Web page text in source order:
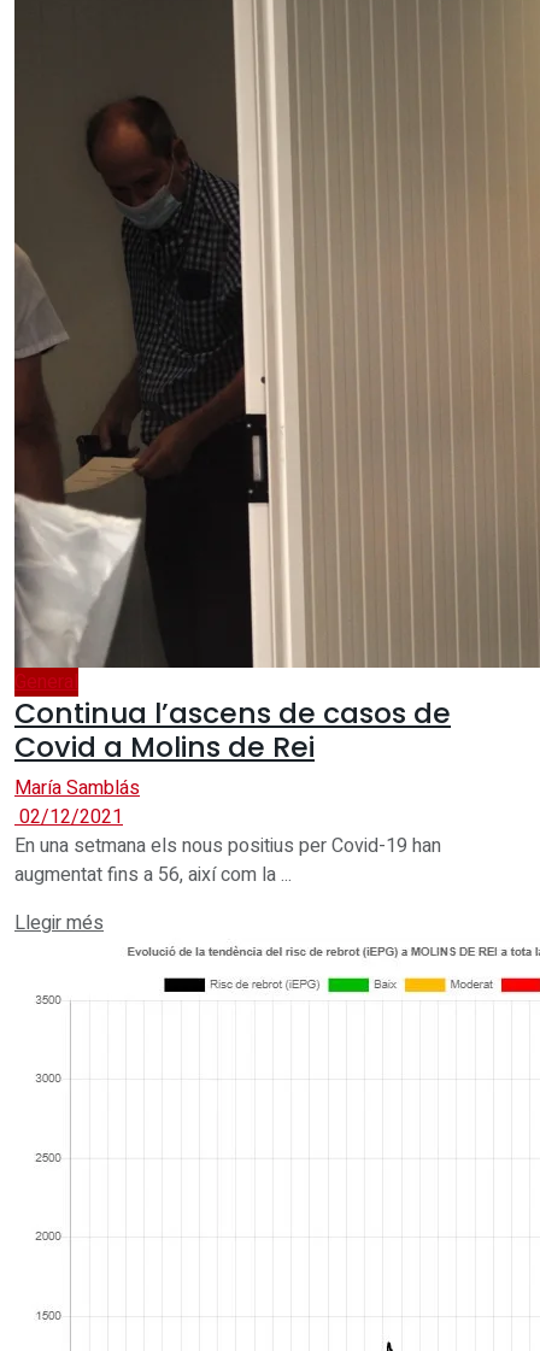
General
Continua l’ascens de casos de
Covid a Molins de Rei
María Samblás
02/12/2021
En una setmana els nous positius per Covid-19 han
augmentat fins a 56, així com la ...
Llegir més